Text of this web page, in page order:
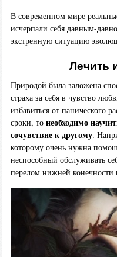
В современном мире
исчерпали себя давным-
экстренную ситуацию
Лечить
Природой была заложена
страха за себя в чувство
избавиться от панического
сроки, то необходимо
сочувствие к другому.
которому очень нужна
неспособный обслуживать
перелом нижней конечности